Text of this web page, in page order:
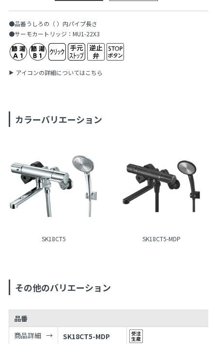
●品番うしろの（ ）内パイプ長さ
●サーモカートリッジ：MU1-22X3
アイコンの詳細についてはこちら
カラーバリエーション
SK18CT5 SK18CT5-MDP
その他のバリエーション
品番
商品詳細
SK18CT5-MDP